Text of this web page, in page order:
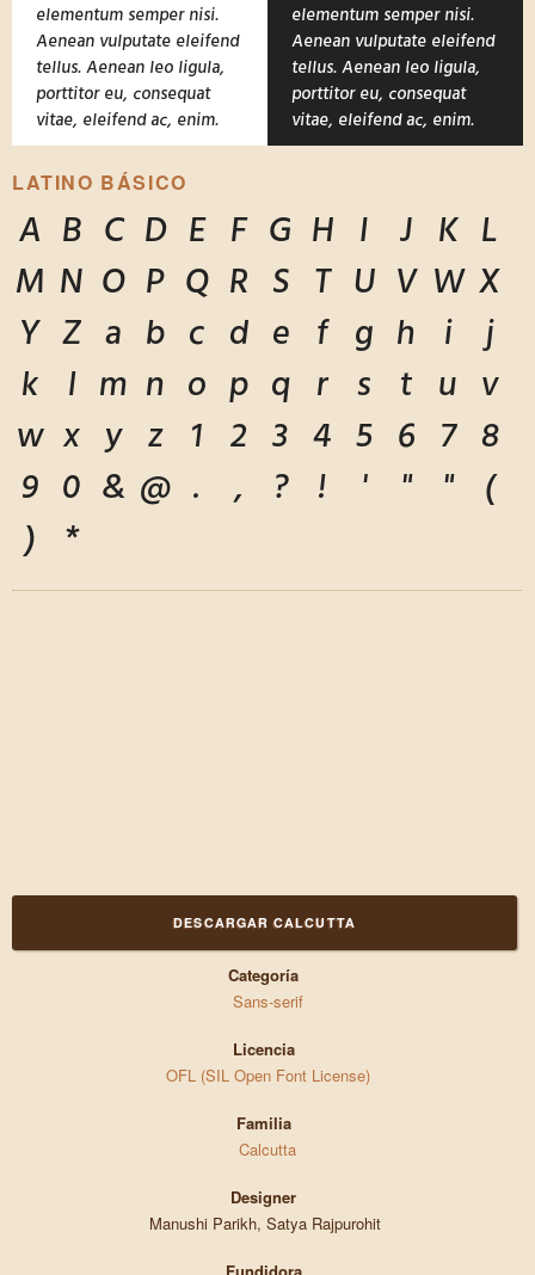
elementum semper nisi.
Aenean vulputate eleifend
tellus. Aenean leo ligula,
porttitor eu, consequat
vitae, eleifend ac, enim.
elementum semper nisi.
Aenean vulputate eleifend
tellus. Aenean leo ligula,
porttitor eu, consequat
vitae, eleifend ac, enim.
LATINO BÁSICO
A B C D E F G H I J K
L
M N O P Q R S T U V W X
Y
Z a b c d e f g h i
j
k
l m n o p q r s t u
v
w
x y z 1 2 3 4 5 6 7
8
9
0 & @ . , ? ! ' " "
(
)
*
DESCARGAR CALCUTTA
Categoría
Sans-serif
Licencia
OFL (SIL Open Font License)
Familia
Calcutta
Designer
Manushi Parikh, Satya Rajpurohit